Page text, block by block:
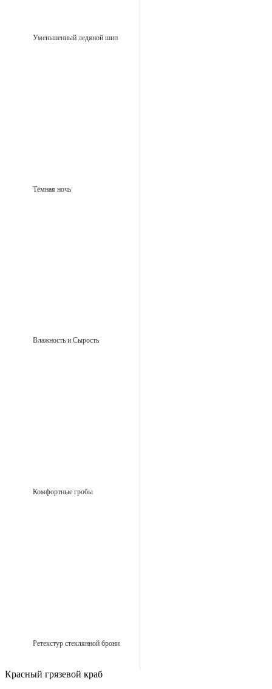
Уменьшенный ледяной шип
Тёмная ночь
Влажность и Сырость
Комфортные гробы
Ретекстур стеклянной брони
Красный грязевой краб